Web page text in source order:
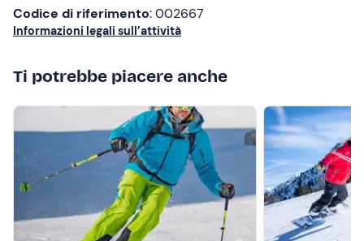
Acqua 1L
consiglio vivamente e non serve nessuna preparazione
fisica praticolare.. Ringrazio freedome, per la
Codice di riferimento: 002667
Informazioni legali sull’attività
Ti potrebbe piacere anche